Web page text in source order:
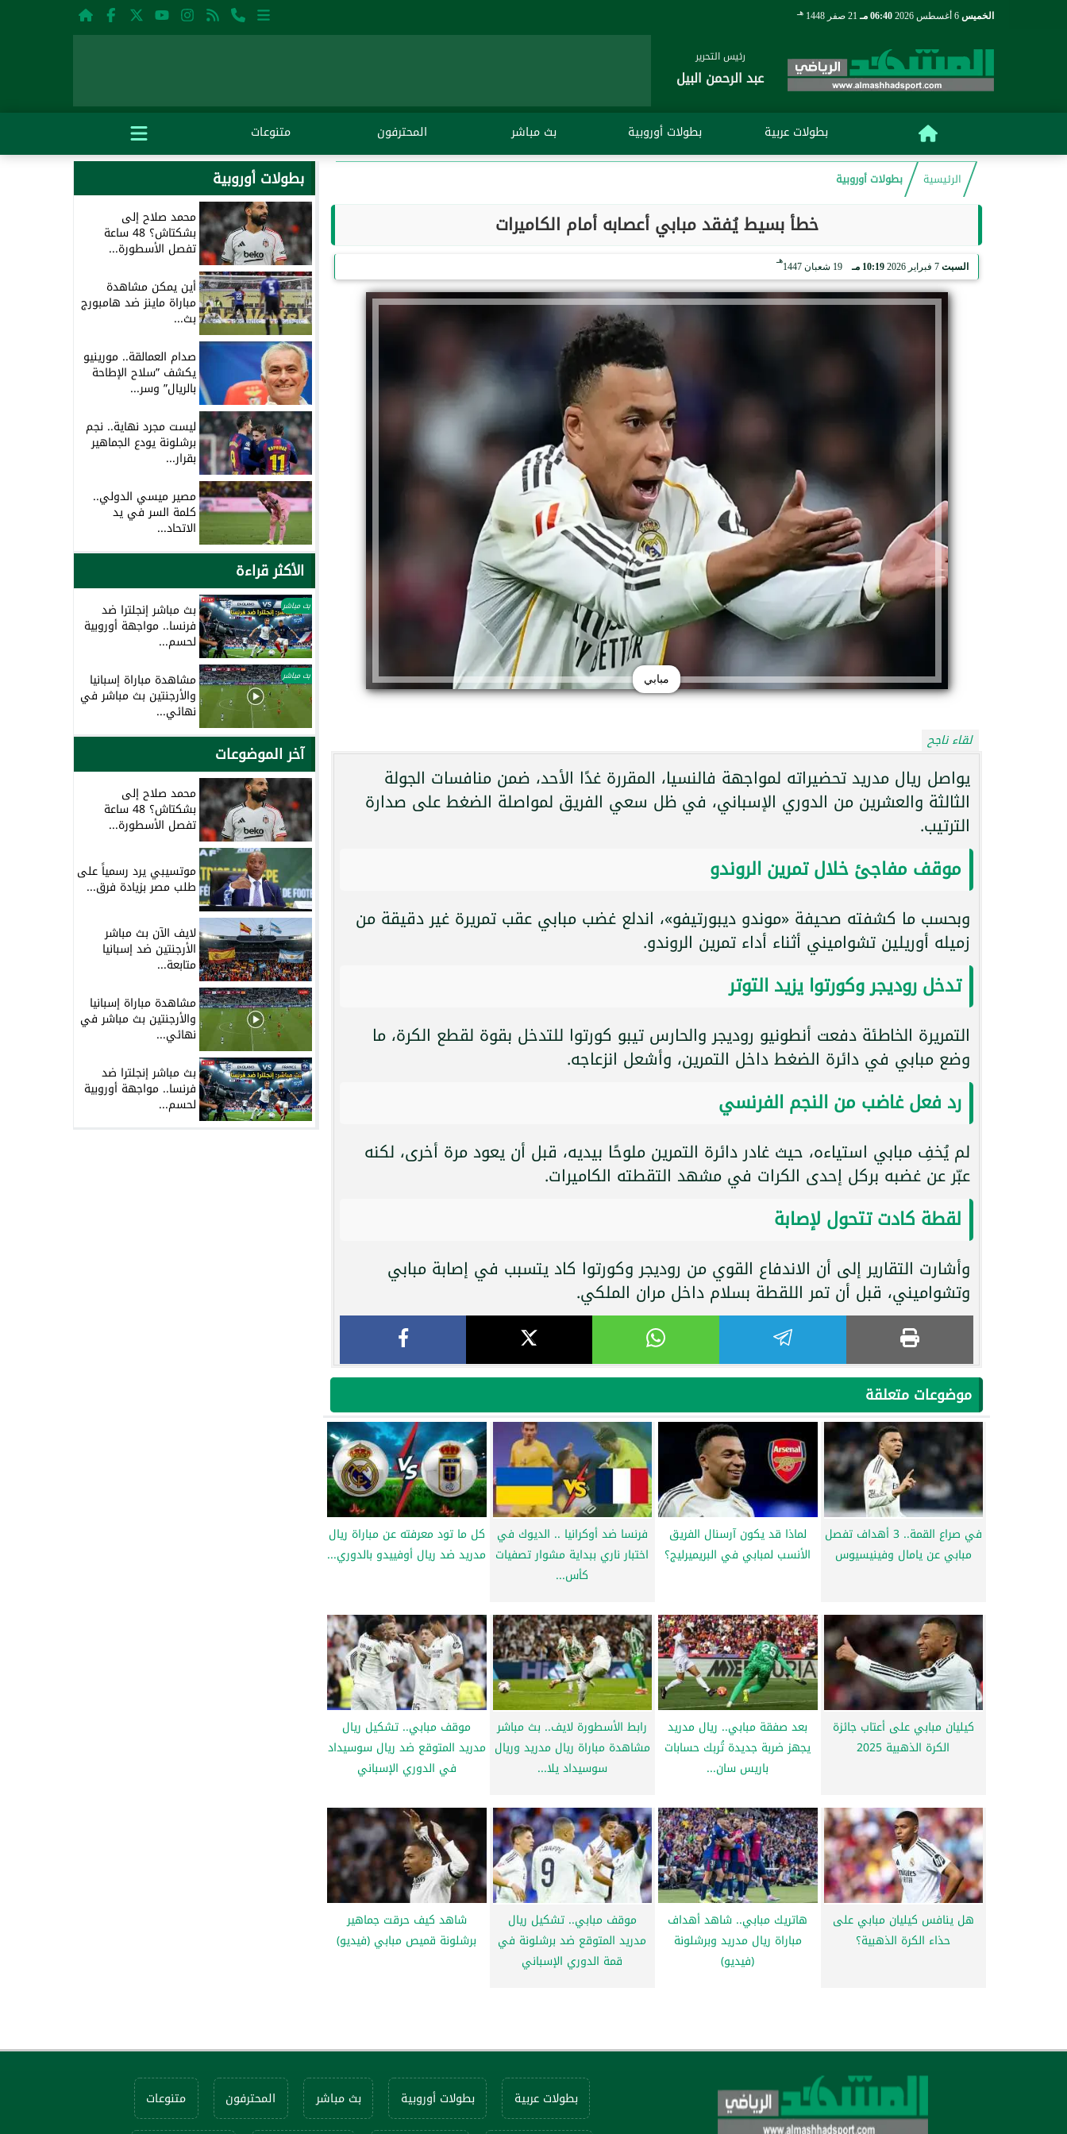
الخميس 06:40 مـ 21 صفر 1448 هـ
رئيس التحرير
عبد الرحمن البيل
بطولات عربية بطولات أوروبية بث مباشر المحترفون متنوعات
الرئيسية بطولات أوروبية
خطأ بسيط يُفقد مبابي أعصابه أمام الكاميرات
السبت 7 فبراير 2026 10:19 مـ 19 شعبان 1447
هـ
مبابي
لقاء ناجح
يواصل ريال مدريد تحضيراته لمواجهة فالنسيا، المقررة غدًا الأحد، ضمن منافسات الجولة
الثالثة والعشرين من الدوري الإسباني، في ظل سعي الفريق لمواصلة الضغط على صدارة
الترتيب.
موقف مفاجئ خلال تمرين الروندو
وبحسب ما كشفته صحيفة «موندو ديبورتيفو»، اندلع غضب مبابي عقب تمريرة غير دقيقة من
زميله أوريلين تشواميني أثناء أداء تمرين الروندو.
تدخل روديجر وكورتوا يزيد التوتر
التمريرة الخاطئة دفعت أنطونيو روديجر والحارس تيبو كورتوا للتدخل بقوة لقطع الكرة، ما
وضع مبابي في دائرة الضغط داخل التمرين، وأشعل انزعاجه.
رد فعل غاضب من النجم الفرنسي
لم يُخفِ مبابي استياءه، حيث غادر دائرة التمرين ملوحًا بيديه، قبل أن يعود مرة أخرى، لكنه
عبّر عن غضبه بركل إحدى الكرات في مشهد التقطته الكاميرات.
لقطة كادت تتحول لإصابة
وأشارت التقارير إلى أن الاندفاع القوي من روديجر وكورتوا كاد يتسبب في إصابة مبابي
وتشواميني، قبل أن تمر اللقطة بسلام داخل مران الملكي.
موضوعات متعلقة
في صراع القمة.. 3 أهداف تفصل
مبابي عن يامال وفينيسيوس
لماذا قد يكون آرسنال الفريق
الأنسب لمبابي في البريميرليج؟
فرنسا ضد أوكرانيا .. الديوك في
اختبار ناري ببداية مشوار تصفيات
كأس...
كل ما تود معرفته عن مباراة ريال
مدريد ضد ريال أوفييدو بالدوري...
كيليان مبابي على أعتاب جائزة
الكرة الذهبية 2025
بعد صفقة مبابي.. ريال مدريد
يجهز ضربة جديدة تُربك حسابات
باريس سان...
رابط الأسطورة لايف.. بث مباشر
مشاهدة مباراة ريال مدريد وريال
سوسيداد يلا...
موقف مبابي.. تشكيل ريال
مدريد المتوقع ضد ريال سوسيداد
في الدوري الإسباني
هل ينافس كيليان مبابي على
حذاء الكرة الذهبية؟
هاتريك مبابي.. شاهد أهداف
مباراة ريال مدريد وبرشلونة
(فيديو)
موقف مبابي.. تشكيل ريال
مدريد المتوقع ضد برشلونة في
قمة الدوري الإسباني
شاهد كيف حرقت جماهير
برشلونة قميص مبابي (فيديو)
بطولات أوروبية
محمد صلاح إلى
بشكتاش؟ 48 ساعة
تفصل الأسطورة...
أين يمكن مشاهدة
مباراة ماينز ضد هامبورج
بث...
صدام العمالقة.. مورينيو
يكشف ”سلاح الإطاحة
بالريال” وسر...
ليست مجرد نهاية.. نجم
برشلونة يودع الجماهير
بقرار...
مصير ميسي الدولي..
كلمة السر في يد
الاتحاد...
الأكثر قراءة
بث مباشر بث مباشر إنجلترا ضد
فرنسا.. مواجهة أوروبية
لحسم...
بث مباشر مشاهدة مباراة إسبانيا
والأرجنتين بث مباشر في
نهائي...
آخر الموضوعات
محمد صلاح إلى
بشكتاش؟ 48 ساعة
تفصل الأسطورة...
موتسيبي يرد رسمياً على
طلب مصر بزيادة فرق...
لايف الآن بث مباشر
الأرجنتين ضد إسبانيا
متابعة...
مشاهدة مباراة إسبانيا
والأرجنتين بث مباشر في
نهائي...
بث مباشر إنجلترا ضد
فرنسا.. مواجهة أوروبية
لحسم...
بطولات عربية بطولات أوروبية بث مباشر المحترفون متنوعات